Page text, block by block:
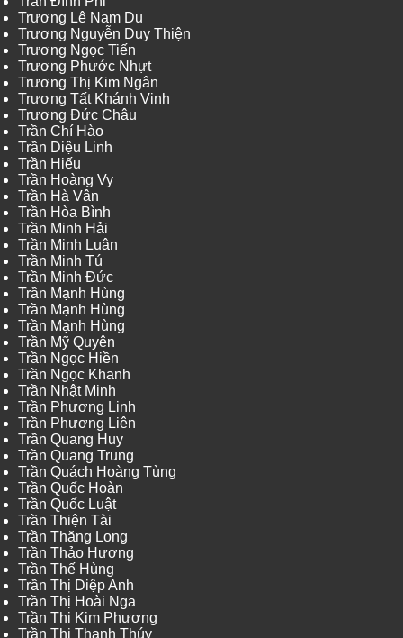
Trương Lê Nam Du
Trương Nguyễn Duy Thiện
Trương Ngọc Tiến
Trương Phước Nhựt
Trương Thị Kim Ngân
Trương Tất Khánh Vinh
Trương Đức Châu
Trần Chí Hào
Trần Diệu Linh
Trần Hiếu
Trần Hoàng Vy
Trần Hà Vân
Trần Hòa Bình
Trần Minh Hải
Trần Minh Luân
Trần Minh Tú
Trần Minh Đức
Trần Mạnh Hùng
Trần Mạnh Hùng
Trần Mạnh Hùng
Trần Mỹ Quyên
Trần Ngọc Hiền
Trần Ngọc Khanh
Trần Nhật Minh
Trần Phương Linh
Trần Phương Liên
Trần Quang Huy
Trần Quang Trung
Trần Quách Hoàng Tùng
Trần Quốc Hoàn
Trần Quốc Luật
Trần Thiện Tài
Trần Thăng Long
Trần Thảo Hương
Trần Thế Hùng
Trần Thị Diệp Anh
Trần Thị Hoài Nga
Trần Thị Kim Phương
Trần Thị Thanh Thúy